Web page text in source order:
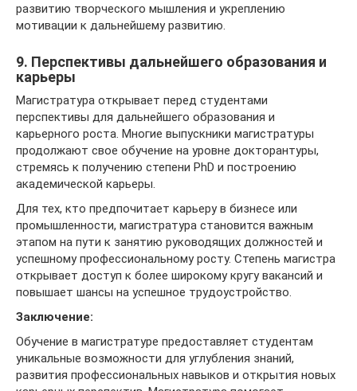
развитию творческого мышления и укреплению
мотивации к дальнейшему развитию.
9. Перспективы дальнейшего образования и
карьеры
Магистратура открывает перед студентами
перспективы для дальнейшего образования и
карьерного роста. Многие выпускники магистратуры
продолжают свое обучение на уровне докторантуры,
стремясь к получению степени PhD и построению
академической карьеры.
Для тех, кто предпочитает карьеру в бизнесе или
промышленности, магистратура становится важным
этапом на пути к занятию руководящих должностей и
успешному профессиональному росту. Степень магистра
открывает доступ к более широкому кругу вакансий и
повышает шансы на успешное трудоустройство.
Заключение:
Обучение в магистратуре предоставляет студентам
уникальные возможности для углубления знаний,
развития профессиональных навыков и открытия новых